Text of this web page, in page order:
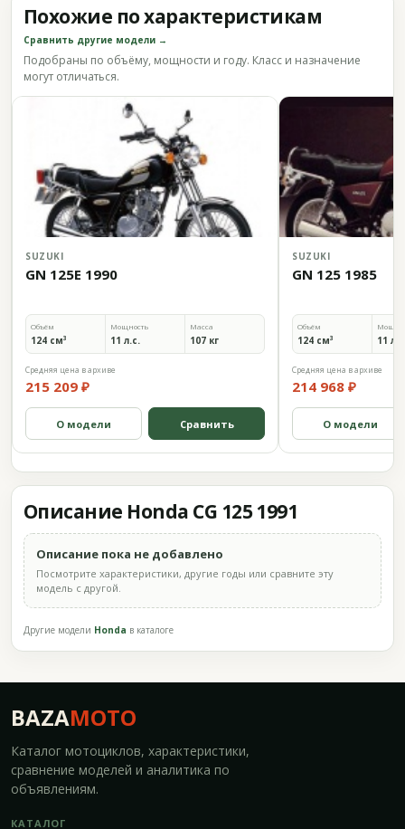
Похожие по характеристикам
Сравнить другие модели →
Подобраны по объёму, мощности и году. Класс и назначение
могут отличаться.
SUZUKI
GN 125E 1990
Объём
124 см³
Мощность
11 л.с.
Масса
107 кг
Средняя цена в архиве
215 209 ₽
О модели Сравнить
SUZUKI
GN 125 1985
Объём
124 см³ 11
Средняя цена в архиве
214 968 ₽
О модели
Описание Honda CG 125 1991
Описание пока не добавлено
Посмотрите характеристики, другие годы или сравните эту
модель с другой.
Другие модели Honda в каталоге
BAZAMOTO
Каталог мотоциклов, характеристики,
сравнение моделей и аналитика по
объявлениям.
КАТАЛОГ